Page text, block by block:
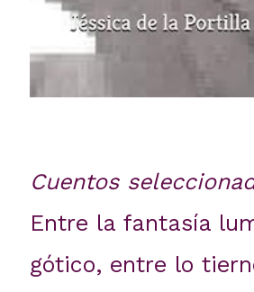
Cuentos
Entre la fantasía
gótico, entre lo